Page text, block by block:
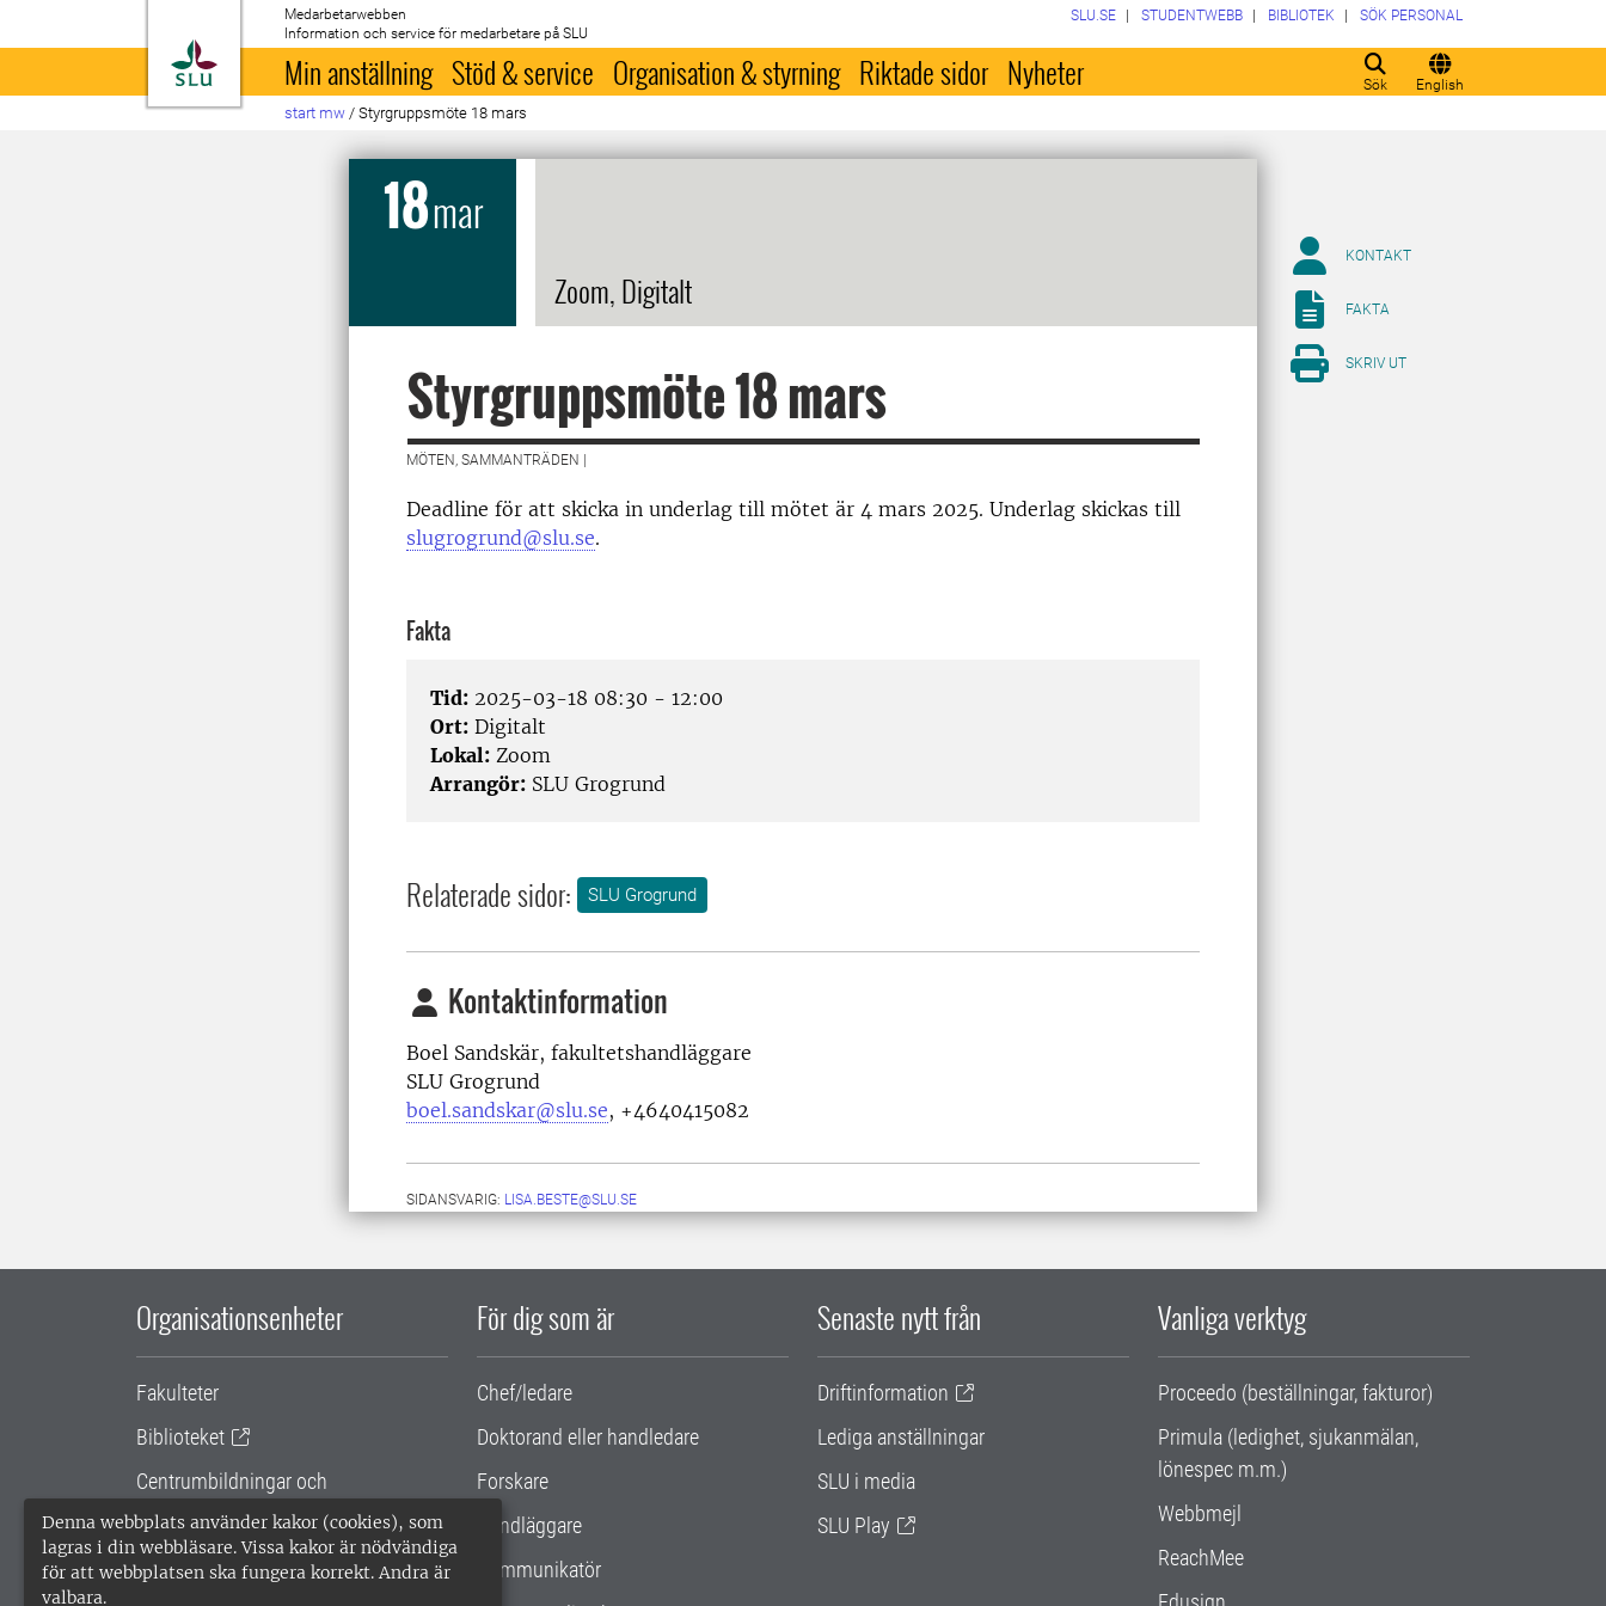
Denna webbplats använder kakor (cookies), som
lagras i din webbläsare. Vissa kakor är nödvändiga
för att webbplatsen ska fungera korrekt. Andra är
valbara.
Till startsida
Medarbetarwebben
Information och service för medarbetare på SLU
Sök English
SLU.SE STUDENTWEBB BIBLIOTEK SÖK PERSONAL
Min anställning Stöd & service Organisation & styrning Riktade sidor Nyheter
start mw / Styrgruppsmöte 18 mars
18mar
Zoom, Digitalt
Styrgruppsmöte 18 mars
MÖTEN, SAMMANTRÄDEN |
Deadline för att skicka in underlag till mötet är 4 mars 2025. Underlag skickas till
slugrogrund@slu.se.
Fakta
Tid: 2025-03-18 08:30 - 12:00
Ort: Digitalt
Lokal: Zoom
Arrangör: SLU Grogrund
Relaterade sidor: SLU Grogrund
Kontaktinformation
Boel Sandskär, fakultetshandläggare
SLU Grogrund
boel.sandskar@slu.se, +4640415082
SIDANSVARIG: LISA.BESTE@SLU.SE
KONTAKT
FAKTA
SKRIV UT
Organisationsenheter
Fakulteter
Biblioteket
Centrumbildningar och
samarbetsprojekt
Gemensamma verksamhetsstödet
För dig som är
Chef/ledare
Doktorand eller handledare
Forskare
Handläggare
Kommunikatör
Senaste nytt från
Driftinformation
Lediga anställningar
SLU i media
SLU Play
Vanliga verktyg
Proceedo (beställningar, fakturor)
Primula (ledighet, sjukanmälan,
lönespec m.m.)
Webbmejl
ReachMee